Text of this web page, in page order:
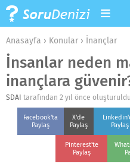
Anasayfa › Konular › İnançlar
İnsanlar neden
inançlara
SDAI tarafından 2 yıl önce
Facebook'ta
Paylaş
X'de
Paylaş
Paylaş
Pinterest'te
Paylaş